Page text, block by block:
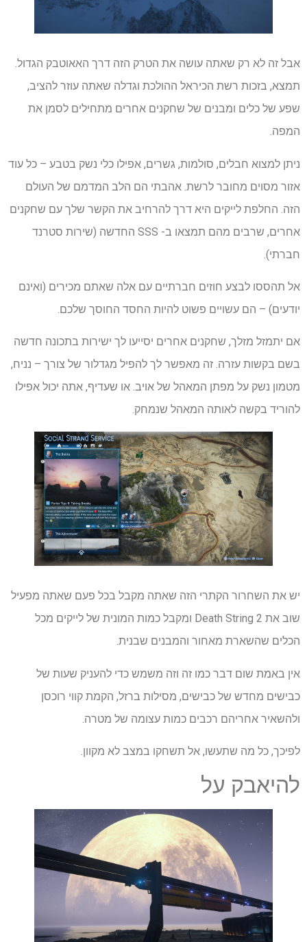
אבל זה לא רק שאתה עושה את הטרק הזה דרך האאוטבק הגדול.
תמצא, בזכות רשת הכיראל ההולכת וגדלה שאתה עוזר להציב,
שפע של כלים ומבנים של שחקנים אחרים מתחילים לסמן את
המפה.
ניתן למצוא חבלים, סולמות, גשרים, אפילו כלי נשק בטבע – כל עוד
אזור מסוים מחובר לרשת. אהבתי הם הלב המדמם של העולם
הזה. החלפת לייקים היא דרך להרחיב את הקשר שלך עם שחקנים
אחרים, שרבים מהם תמצאו ב- SSS החדשה (שירות סטרנד
חברתי).
אל תהססו לבצע חוזים חברתיים עם אלה שאתם מכירים (ואינם
יודעים) – הם עשויים פשוט להיות החסד החוסך שלכם.
אם יתמזל מזלך, שחקנים אחרים יסייעו לך ישירות בתכונה חדשה
בשם בקשות עזרה. זה מאפשר לך להפיל מגדלור של צורך – נניח,
מטמון נשק על מפתן המאהל של אויב. או שעדיף, אתה יכול אפילו
להוריד בקשה לאותה המאהל שנמחק.
יש את השחרור הקתרי הזה שאתה מקבל בכל פעם שאתה מפעיל
שוב את Death String 2 ומקבל כמות המונית של לייקים מכל
הכלים שהשארת מאחור והמבנים שבנית.
אין באמת שום דבר כמו זה וזה משמש כדי להעניק שעות של
כבישים מחדש של כבישים, מסילות ברזל, הקמת קווי רוכסן
ולהשאיר אחריהם רכבים כמות עצומה של מטרה.
לפיכך, כל מה שתעשו, אל תשחקו במצב לא מקוון.
להיאבק על